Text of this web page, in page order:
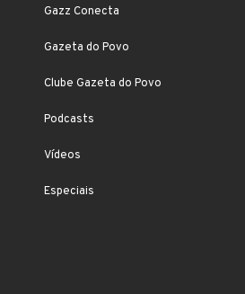
Gazz Conecta
Gazeta do Povo
Clube Gazeta do Povo
Podcasts
Vídeos
Especiais